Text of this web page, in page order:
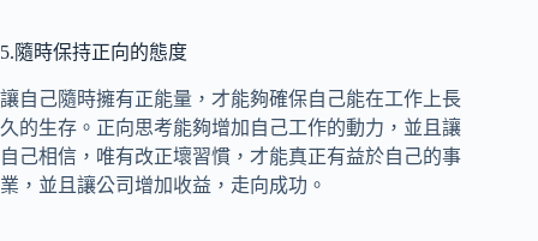
5.隨時保持正向的態度
讓自己隨時擁有正能量，才能夠確保自己能在工作上長
久的生存。正向思考能夠增加自己工作的動力，並且讓
自己相信，唯有改正壞習慣，才能真正有益於自己的事
業，並且讓公司增加收益，走向成功。